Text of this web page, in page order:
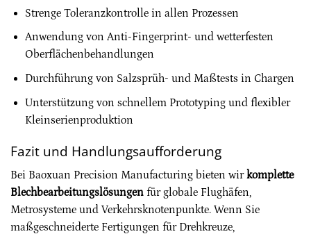
Strenge Toleranzkontrolle in allen Prozessen
Anwendung von Anti-Fingerprint- und wetterfesten
Oberflächenbehandlungen
Durchführung von Salzsprüh- und Maßtests in Chargen
Unterstützung von schnellem Prototyping und flexibler
Kleinserienproduktion
Fazit und Handlungsaufforderung
Bei Baoxuan Precision Manufacturing bieten wirkomplette
Blechbearbeitungslösungen für globale Flughäfen,
Metrosysteme und Verkehrsknotenpunkte. Wenn Sie
maßgeschneiderte Fertigungen für Drehkreuze,